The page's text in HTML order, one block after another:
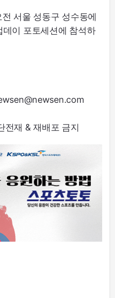
서울 성동구 성수동에
이 포토세션에 참석하
재 & 재배포 금지